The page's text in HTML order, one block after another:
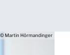
© Martin Hörmandinger